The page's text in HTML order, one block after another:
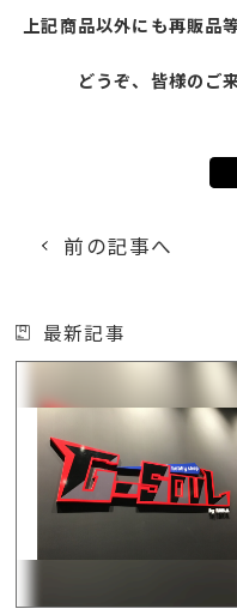
上記商品以外にも再販品
どうぞ、皆様のご
前の記事へ
最新記事